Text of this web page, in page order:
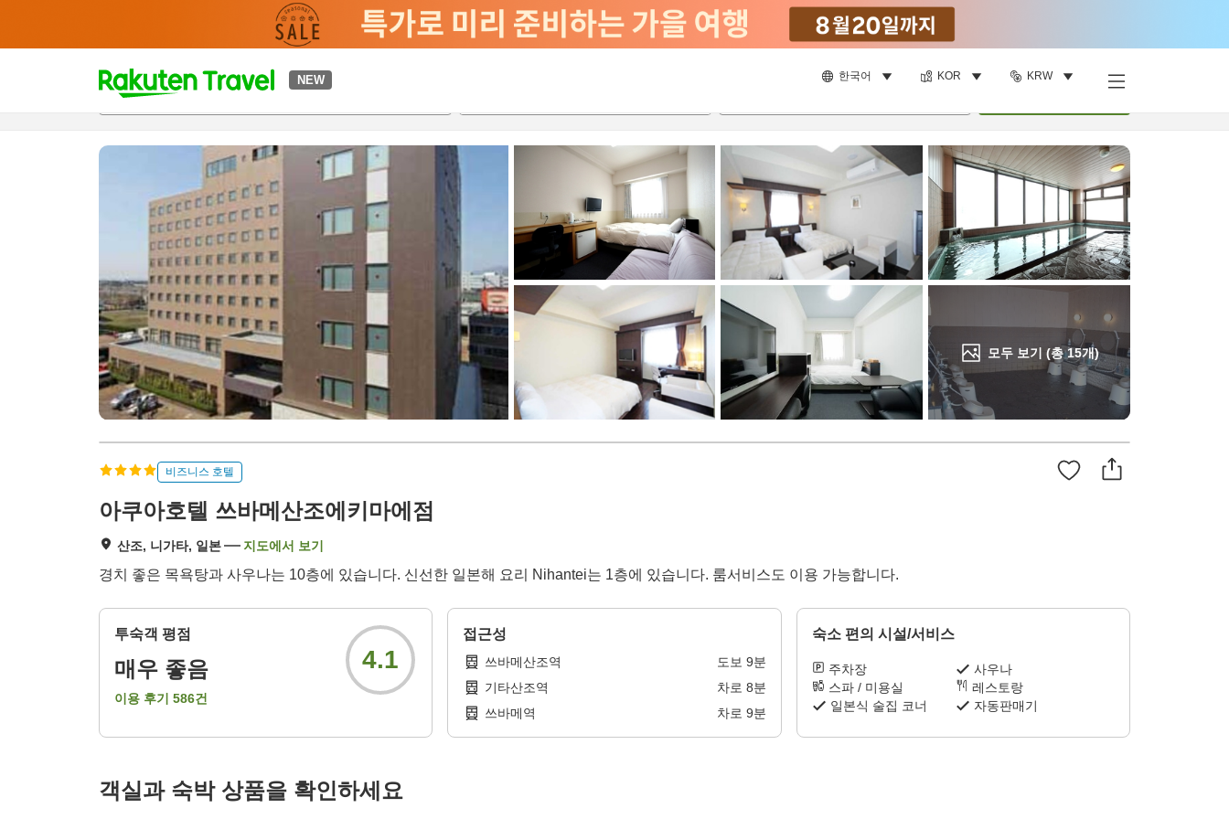
NEW 한국어 KOR KRW
t
p
a
r
c
h
모두 보기 (총15개)
개요객실 & 숙박 상품이용 후기 편의 시설/서비스
비즈니스 호텔
아쿠아호텔 쓰바메산조에키마에점
산조, 니가타, 일본 지도에서 보기
경치 좋은 목욕탕과 사우나는 10층에 있습니다. 신선한 일본해 요리 Nihantei는 1층에 있습니다. 룸서비스도 이용 가능합니다.
투숙객 평점
매우 좋음
이용 후기 586건
4.1
접근성
쓰바메산조역 도보 9분
기타산조역
차로 8분
쓰바메역
차로 9분
숙소 편의 시설/서비스
주차장
사우나
스파 / 미용실
레스토랑
일본식 술집 코너
자동판매기
객실과 숙박 상품을 확인하세요